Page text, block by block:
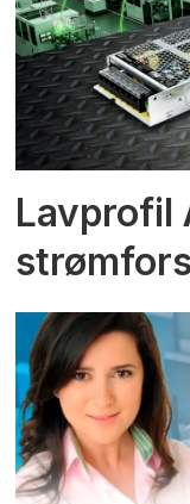
Lavprofil